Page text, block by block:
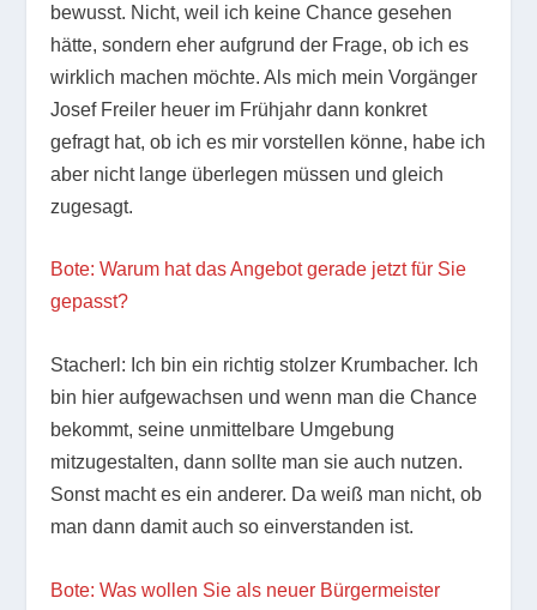
bewusst. Nicht, weil ich keine Chance gesehen
hätte, sondern eher aufgrund der Frage, ob ich es
wirklich machen möchte. Als mich mein Vorgänger
Josef Freiler heuer im Frühjahr dann konkret
gefragt hat, ob ich es mir vorstellen könne, habe ich
aber nicht lange überlegen müssen und gleich
zugesagt.
Bote: Warum hat das Angebot gerade jetzt für Sie
gepasst?
Stacherl: Ich bin ein richtig stolzer Krumbacher. Ich
bin hier aufgewachsen und wenn man die Chance
bekommt, seine unmittelbare Umgebung
mitzugestalten, dann sollte man sie auch nutzen.
Sonst macht es ein anderer. Da weiß man nicht, ob
man dann damit auch so einverstanden ist.
Bote: Was wollen Sie als neuer Bürgermeister